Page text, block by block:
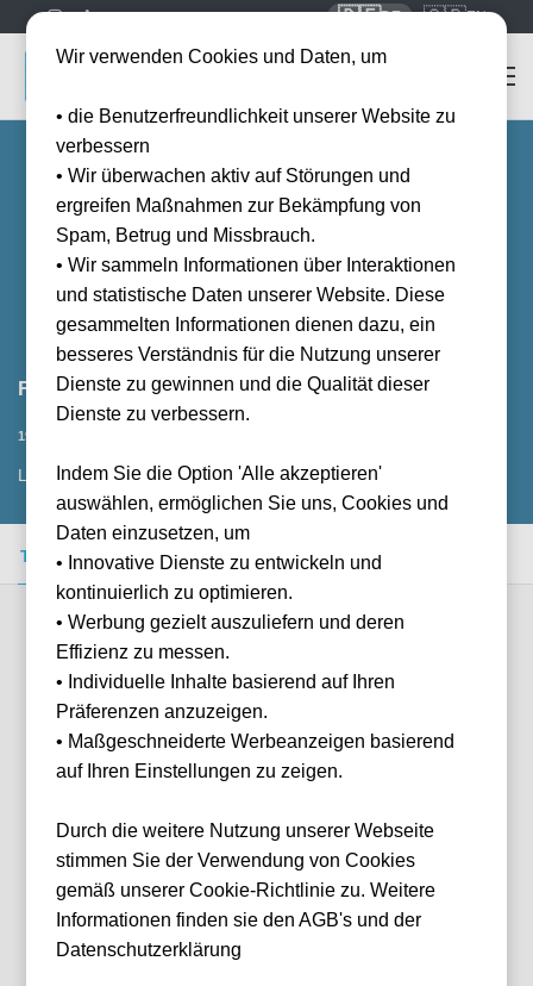
🇩🇪DE 🇬🇧EN
FC Millwall vs Charlton Athletic FC
19.12.2026
LON, GB
Tickets kaufen Event-Info FAQ
Verfügbare Kategorien (6)
No.11 Lounge - All inclusive
Wir verwenden Cookies und Daten, um
• die Benutzerfreundlichkeit unserer Website zu
verbessern
• Wir überwachen aktiv auf Störungen und
ergreifen Maßnahmen zur Bekämpfung von
Spam, Betrug und Missbrauch.
• Wir sammeln Informationen über Interaktionen
und statistische Daten unserer Website. Diese
gesammelten Informationen dienen dazu, ein
besseres Verständnis für die Nutzung unserer
Dienste zu gewinnen und die Qualität dieser
Dienste zu verbessern.
Indem Sie die Option 'Alle akzeptieren'
auswählen, ermöglichen Sie uns, Cookies und
Daten einzusetzen, um
• Innovative Dienste zu entwickeln und
kontinuierlich zu optimieren.
• Werbung gezielt auszuliefern und deren
Effizienz zu messen.
• Individuelle Inhalte basierend auf Ihren
Präferenzen anzuzeigen.
• Maßgeschneiderte Werbeanzeigen basierend
auf Ihren Einstellungen zu zeigen.
Durch die weitere Nutzung unserer Webseite
stimmen Sie der Verwendung von Cookies
gemäß unserer Cookie-Richtlinie zu. Weitere
Informationen finden sie den AGB's und der
Datenschutzerklärung